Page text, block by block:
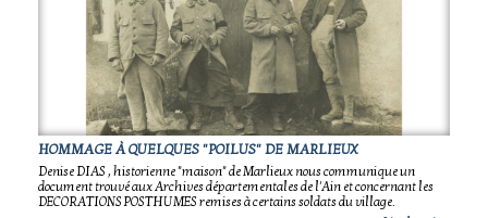
HOMMAGE À QUELQUES "POILUS" DE MARLIEUX
Denise DIAS , historienne "maison" de Marlieux nous communique un
document trouvé aux Archives départementales de l'Ain et concernant les
DECORATIONS POSTHUMES remises à certains soldats du village.